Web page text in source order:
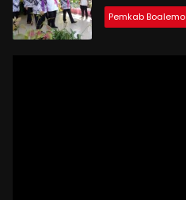
Pemkab Boalemo